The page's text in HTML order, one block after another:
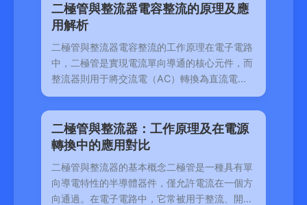
二極管與整流器電容整流的原理及應
用解析
二極管與整流器電容整流的工作原理在電子電路
中，二極管是實現電流單向導通的核心元件，而
整流器則用于將交流電（AC）轉換為直流電
（DC）。當二極
二極管與整流器：工作原理及在電源
轉換中的應用對比
二極管與整流器的基本概念二極管是一種具有單
向導電特性的半導體器件，僅允許電流在一個方
向通過。在電子電路中，它常被用于整流、開關